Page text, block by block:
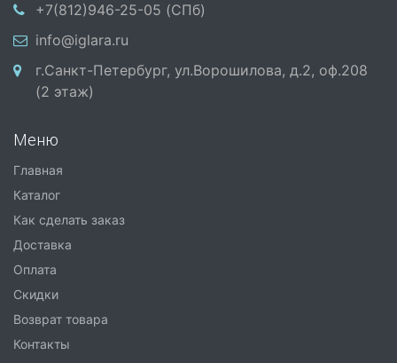
+7(812)946-25-05 (СПб)
info@iglara.ru
г.Санкт-Петербург, ул.Ворошилова, д.2, оф.208
(2 этаж)
Меню
Главная
Каталог
Как сделать заказ
Доставка
Оплата
Скидки
Возврат товара
Контакты